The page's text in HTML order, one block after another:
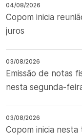
04/08/2026
Copom inicia
juros
03/08/2026
Emissão de notas
nesta segunda-
03/08/2026
Copom inicia